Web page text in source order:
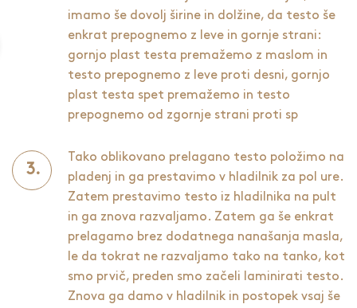
imamo še dovolj širine in dolžine, da testo še
enkrat prepognemo z leve in gornje strani:
gornjo plast testa premažemo z maslom in
testo prepognemo z leve proti desni, gornjo
plast testa spet premažemo in testo
prepognemo od zgornje strani proti sp
Tako oblikovano prelagano testo položimo na
pladenj in ga prestavimo v hladilnik za pol ure.
Zatem prestavimo testo iz hladilnika na pult
in ga znova razvaljamo. Zatem ga še enkrat
prelagamo brez dodatnega nanašanja masla,
le da tokrat ne razvaljamo tako na tanko, kot
smo prvič, preden smo začeli laminirati testo.
Znova ga damo v hladilnik in postopek vsaj še